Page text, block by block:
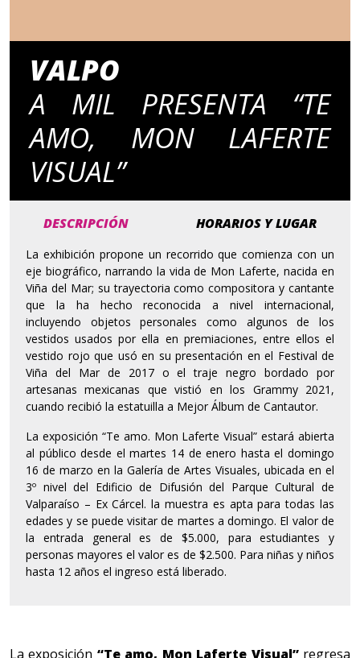
VALPO
A MIL PRESENTA “TE
AMO, MON LAFERTE
VISUAL”
DESCRIPCIÓN HORARIOS Y LUGAR
La exhibición propone un recorrido que comienza con un
eje biográfico, narrando la vida de Mon Laferte, nacida en
Viña del Mar; su trayectoria como compositora y cantante
que la ha hecho reconocida a nivel internacional,
incluyendo objetos personales como algunos de los
vestidos usados por ella en premiaciones, entre ellos el
vestido rojo que usó en su presentación en el Festival de
Viña del Mar de 2017 o el traje negro bordado por
artesanas mexicanas que vistió en los Grammy 2021,
cuando recibió la estatuilla a Mejor Álbum de Cantautor.
La exposición “Te amo. Mon Laferte Visual” estará abierta
al público desde el martes 14 de enero hasta el domingo
16 de marzo en la Galería de Artes Visuales, ubicada en el
3º nivel del Edificio de Difusión del Parque Cultural de
Valparaíso – Ex Cárcel. la muestra es apta para todas las
edades y se puede visitar de martes a domingo. El valor de
la entrada general es de $5.000, para estudiantes y
personas mayores el valor es de $2.500. Para niñas y niños
hasta 12 años el ingreso está liberado.
La exposición “Te amo, Mon Laferte Visual”regresa